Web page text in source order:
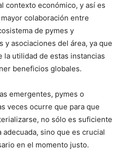
contexto económico, y así es
colaboración entre
de pymes y
y asociaciones del área, ya que
la utilidad de estas instancias
beneficios globales.
emergentes, pymes o
veces ocurre que para que
no sólo es suficiente
sino que es crucial
en el momento justo.